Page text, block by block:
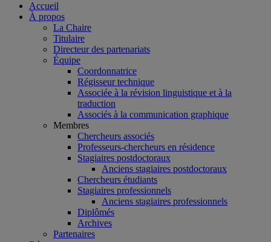
Accueil
À propos
La Chaire
Titulaire
Directeur des partenariats
Équipe
Coordonnatrice
Régisseur technique
Associée à la révision linguistique et à la
traduction
Associés à la communication graphique
Membres
Chercheurs associés
Professeurs-chercheurs en résidence
Stagiaires postdoctoraux
Anciens stagiaires postdoctoraux
Chercheurs étudiants
Stagiaires professionnels
Anciens stagiaires professionnels
Diplômés
Archives
Partenaires